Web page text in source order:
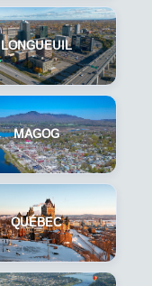
LONGUEUIL
MAGOG
QUÉBEC